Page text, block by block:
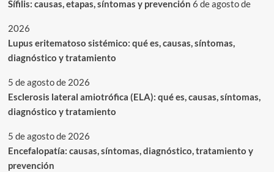
Sífilis: causas, etapas, síntomas y prevención 6 de agosto de
2026
Lupus eritematoso sistémico: qué es, causas, síntomas,
diagnóstico y tratamiento
5 de agosto de 2026
Esclerosis lateral amiotrófica (ELA): qué es, causas, síntomas,
diagnóstico y tratamiento
5 de agosto de 2026
Encefalopatía: causas, síntomas, diagnóstico, tratamiento y
prevención